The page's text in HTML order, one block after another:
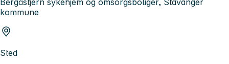
kommune
Sted